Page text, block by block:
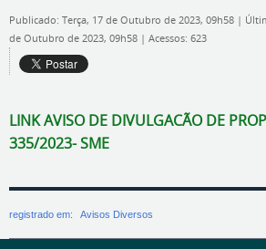
Publicado: Terça, 17 de Outubro de 2023, 09h58 |
de Outubro de 2023, 09h58 | Acessos: 623
LINK AVISO DE DIVULGACÃO DE
335/2023- SME
registrado em: Avisos Diversos